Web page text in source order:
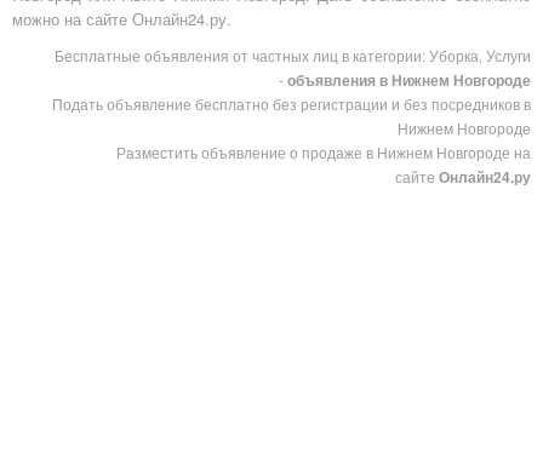
можно на сайте Онлайн24.ру.
Бесплатные объявления от частных лиц в категории: Уборка, Услуги
-объявления в Нижнем Новгороде
Подать объявление бесплатно без регистрации и без посредников в
Нижнем Новгороде
Разместить объявление о продаже в Нижнем Новгороде на
сайте Онлайн24.ру